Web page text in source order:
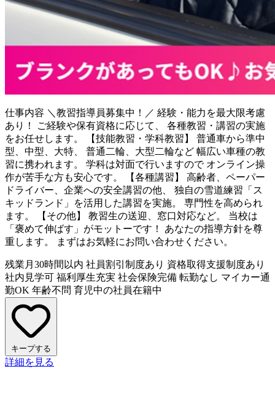
仕事内容 ＼教習指導員募集中！／ 経験・能力を最大限考慮
あり！ ご経験や保有資格に応じて、 各種教習・講習の実施
をお任せします。 【技能教習・学科教習】 普通車から準中
型、中型、大特、 普通二輪、大型二輪など 幅広い車種の教
習に携われます。 学科は対面で行いますので オンライン操
作が苦手な方も安心です。 【各種講習】 高齢者、ペーパー
ドライバー、企業への安全講習の他、 独自の雪道練習「ス
キッドランド」を活用した講習を実施。 専門性を高められ
ます。 【その他】 教習生の送迎、窓口対応など。 当校は
「褒めて伸ばす」がモットーです！ あなたの指導方針を尊
重します。 まずはお気軽にお問い合わせください。
残業月30時間以内 社員割引制度あり 資格取得支援制度あり
社内見学可 福利厚生充実 社会保険完備 転勤なし マイカー通
勤OK 年齢不問 育児中の社員在籍中
キープする
詳細を見る